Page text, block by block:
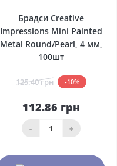
Брадси Creative
Impressions Mini Painted
Metal Round/Pearl, 4 мм,
100шт
125.40 грн -10%
112.86 грн
- +